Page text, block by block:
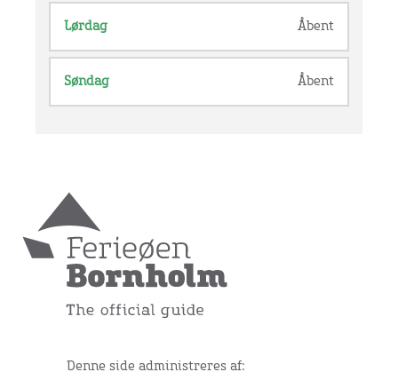
Lørdag Åbent
Søndag Åbent
Denne side administreres af: